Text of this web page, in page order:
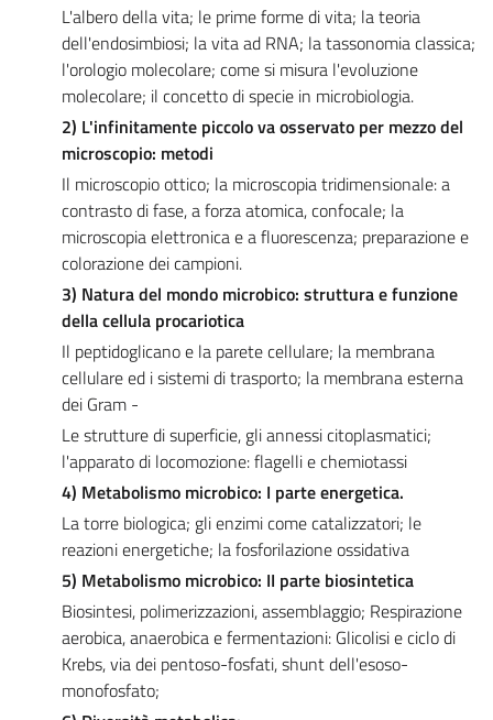
L'albero della vita; le prime forme di vita; la teoria
dell'endosimbiosi; la vita ad RNA; la tassonomia classica;
l'orologio molecolare; come si misura l'evoluzione
molecolare; il concetto di specie in microbiologia.
2) L'infinitamente piccolo va osservato per mezzo del
microscopio: metodi
Il microscopio ottico; la microscopia tridimensionale: a
contrasto di fase, a forza atomica, confocale; la
microscopia elettronica e a fluorescenza; preparazione e
colorazione dei campioni.
3) Natura del mondo microbico: struttura e funzione
della cellula procariotica
Il peptidoglicano e la parete cellulare; la membrana
cellulare ed i sistemi di trasporto; la membrana esterna
dei Gram -
Le strutture di superficie, gli annessi citoplasmatici;
l'apparato di locomozione: flagelli e chemiotassi
4) Metabolismo microbico: I parte energetica.
La torre biologica; gli enzimi come catalizzatori; le
reazioni energetiche; la fosforilazione ossidativa
5) Metabolismo microbico: II parte biosintetica
Biosintesi, polimerizzazioni, assemblaggio; Respirazione
aerobica, anaerobica e fermentazioni: Glicolisi e ciclo di
Krebs, via dei pentoso-fosfati, shunt dell'esoso-
monofosfato;